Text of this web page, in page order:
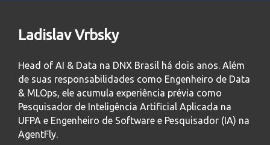
Ladislav Vrbsky
Head of AI & Data na DNX Brasil há dois anos. Além
de suas responsabilidades como Engenheiro de Data
& MLOps, ele acumula experiência prévia como
Pesquisador de Inteligência Artificial Aplicada na
UFPA e Engenheiro de Software e Pesquisador (IA) na
AgentFly.